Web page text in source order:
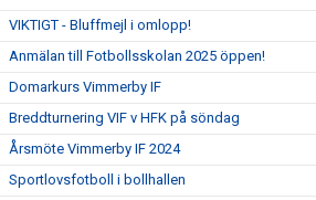
VIKTIGT - Bluffmejl i omlopp!
Anmälan till Fotbollsskolan 2025 öppen!
Domarkurs Vimmerby IF
Breddturnering VIF v HFK på söndag
Årsmöte Vimmerby IF 2024
Sportlovsfotboll i bollhallen